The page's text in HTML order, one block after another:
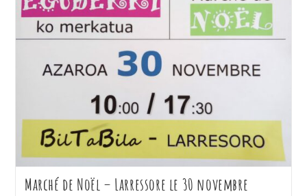
Marché de Noël – Larressore le 30 novembre